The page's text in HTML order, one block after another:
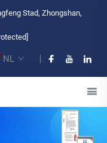
Stad, Zhongshan,
NL